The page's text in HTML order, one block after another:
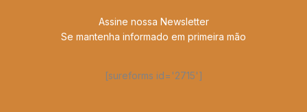
Assine nossa Newsletter
Se mantenha informado em primeira mão
[sureforms id='2715']